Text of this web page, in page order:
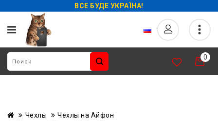
ВСЕ БУДЕ УКРАЇНА!
0
Чехлы
Чехлы на Айфон